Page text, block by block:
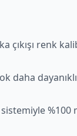
çıkışı renk
daha